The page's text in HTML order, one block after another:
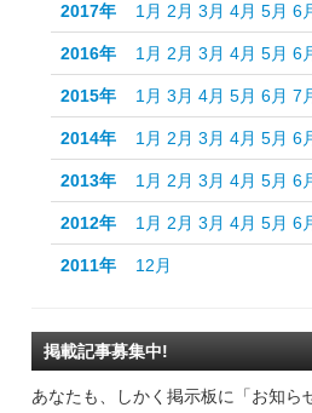
2017年 1月 2月 3月 4月 5月 6
2016年 1月 2月 3月 4月 5月 6
2015年 1月 3月 4月 5月 6月 7
2014年 1月 2月 3月 4月 5月 6
2013年 1月 2月 3月 4月 5月 6
2012年 1月 2月 3月 4月 5月 6
2011年 12月
掲載記事募集中!
あなたも、しかく掲示板に「お知ら